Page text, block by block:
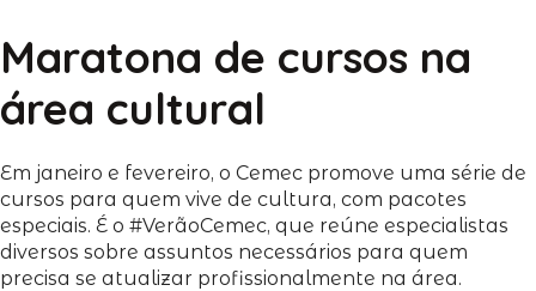
Maratona de cursos na
área cultural
Em janeiro e fevereiro, o Cemec promove uma série de
cursos para quem vive de cultura, com pacotes
especiais. É o #VerãoCemec, que reúne especialistas
diversos sobre assuntos necessários para quem
precisa se atualizar profissionalmente na área.